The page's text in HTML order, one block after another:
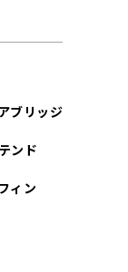
ブリッジ
ンド
ィン